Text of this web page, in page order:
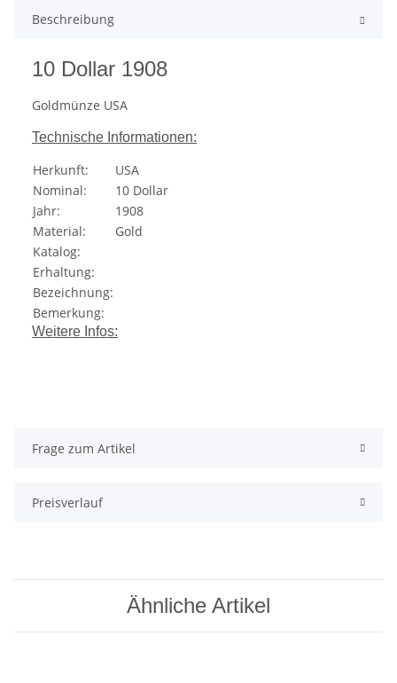
Beschreibung
10 Dollar 1908
Goldmünze USA
Technische Informationen:
Herkunft:
USA
Nominal:
10 Dollar
Jahr:
1908
Material:
Gold
Katalog:
Erhaltung:
Bezeichnung:
Bemerkung:
Weitere Infos:
Frage zum Artikel
Preisverlauf
Ähnliche Artikel